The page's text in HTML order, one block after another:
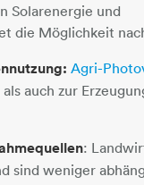
Solarenergie und
die Möglichkeit
Agri-
auch zur
:
sind weniger